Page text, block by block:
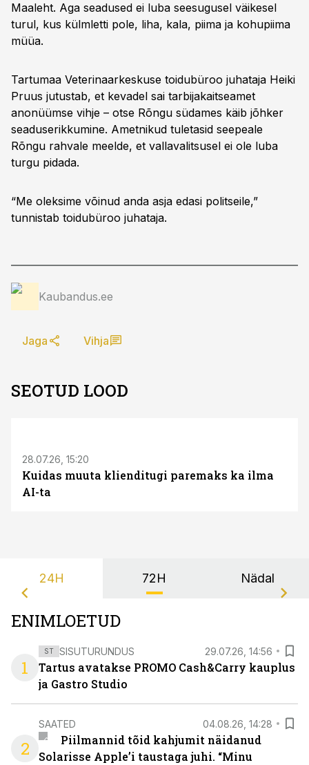
Maaleht. Aga seadused ei luba seesugusel väikesel
turul, kus külmletti pole, liha, kala, piima ja kohupiima
müüa.
Tartumaa Veterinaarkeskuse toidubüroo juhataja Heiki
Pruus jutustab, et kevadel sai tarbijakaitseamet
anonüümse vihje – otse Rõngu südames käib jõhker
seaduserikkumine. Ametnikud tuletasid seepeale
Rõngu rahvale meelde, et vallavalitsusel ei ole luba
turgu pidada.
“Me oleksime võinud anda asja edasi politseile,”
tunnistab toidubüroo juhataja.
Kaubandus.ee
Jaga Vihja
SEOTUD LOOD
28.07.26, 15:20
Kuidas muuta klienditugi paremaks ka ilma
AI-ta
24H 72H Nädal
ENIMLOETUD
1
ST SISUTURUNDUS 29.07.26, 14:56
Tartus avatakse PROMO Cash&Carry kauplus
ja Gastro Studio
2
SAATED 04.08.26, 14:28
Piilmannid tõid kahjumit näidanud
Solarisse Apple’i taustaga juhi. “Minu